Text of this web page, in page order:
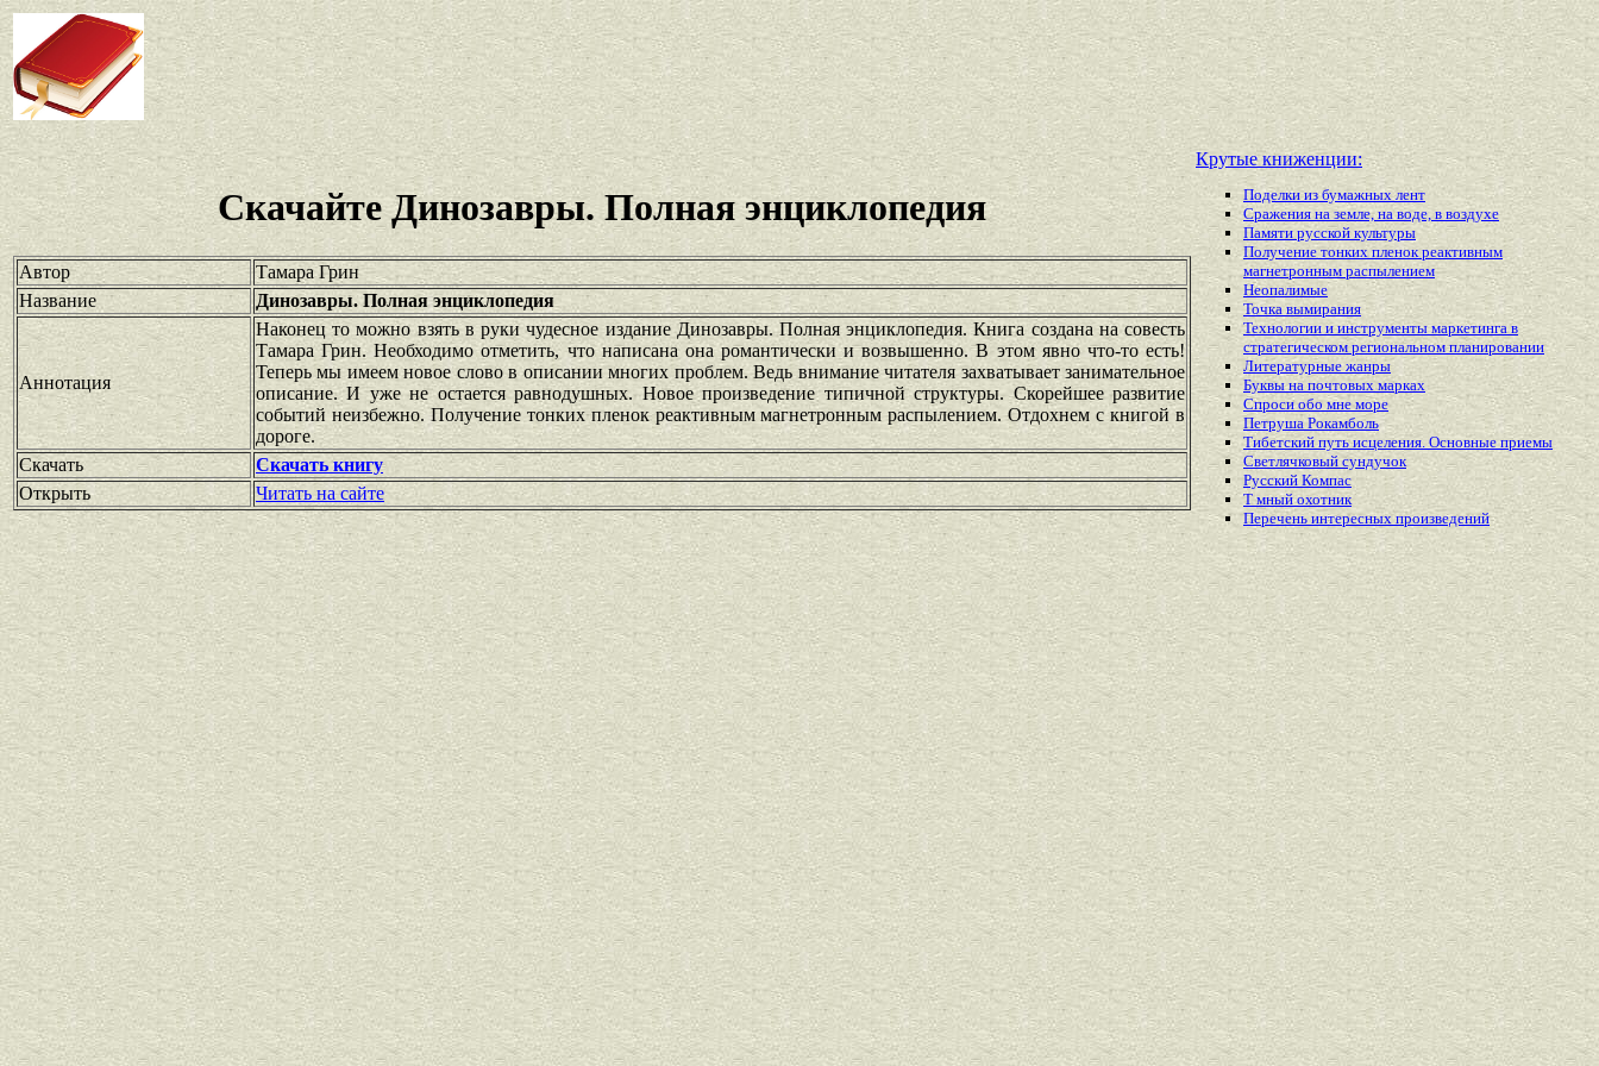
Скачайте Динозавры. Полная энциклопедия
Автор
Тамара Грин
Название
Динозавры. Полная энциклопедия
Аннотация
Наконец то можно взять в руки чудесное издание Динозавры. Полная энциклопедия. Книга создана на совесть
Тамара Грин. Необходимо отметить, что написана она романтически и возвышенно. В этом явно что-то есть!
Теперь мы имеем новое слово в описании многих проблем. Ведь внимание читателя захватывает занимательное
описание. И уже не остается равнодушных. Новое произведение типичной структуры. Скорейшее развитие
событий неизбежно. Получение тонких пленок реактивным магнетронным распылением. Отдохнем с книгой в
дороге.
Скачать
Скачать книгу
Открыть
Читать на сайте
Крутые книженции:
Поделки из бумажных лент
Сражения на земле, на воде, в воздухе
Памяти русской культуры
Получение тонких пленок реактивным
магнетронным распылением
Неопалимые
Точка вымирания
Технологии и инструменты маркетинга в
стратегическом региональном планировании
Литературные жанры
Буквы на почтовых марках
Спроси обо мне море
Петруша Рокамболь
Тибетский путь исцеления. Основные приемы
Светлячковый сундучок
Русский Компас
Т мный охотник
Перечень интересныхпроизведений